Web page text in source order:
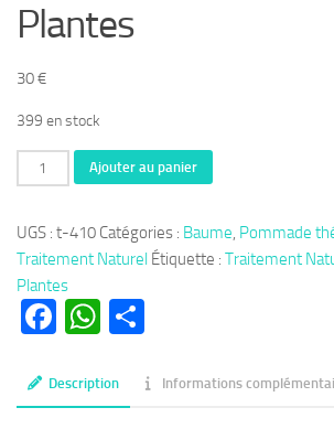
Plantes
30€
399 en stock
quantité
de
410
Traitement
Naturel
Par
Ajouter au panier
UGS : t-410 Catégories : Baume, Pommade
Traitement Naturel Étiquette : Traitement
Plantes
Facebook
WhatsApp
Description Informations